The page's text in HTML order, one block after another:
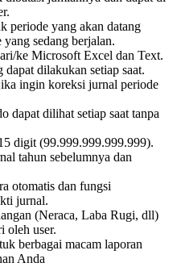
periode yang akan datang
sedang berjalan.
ke Microsoft Excel dan Text.
dapat dilakukan setiap saat.
ingin koreksi jurnal periode
dapat dilihat setiap saat tanpa
digit (99.999.999.999.999).
tahun sebelumnya dan
otomatis dan fungsi
jurnal.
(Neraca, Laba Rugi, dll)
oleh user.
berbagai macam laporan
Anda